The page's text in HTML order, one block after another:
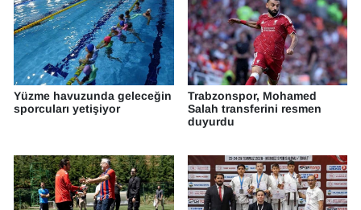
Yüzme havuzunda geleceğin
sporcuları yetişiyor
Trabzonspor, Mohamed
Salah transferini resmen
duyurdu